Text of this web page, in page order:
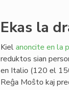
Ekas la
Kielanoncite en la
reduktos sian
en Italio (120 el
Reĝa Moŝto kaj